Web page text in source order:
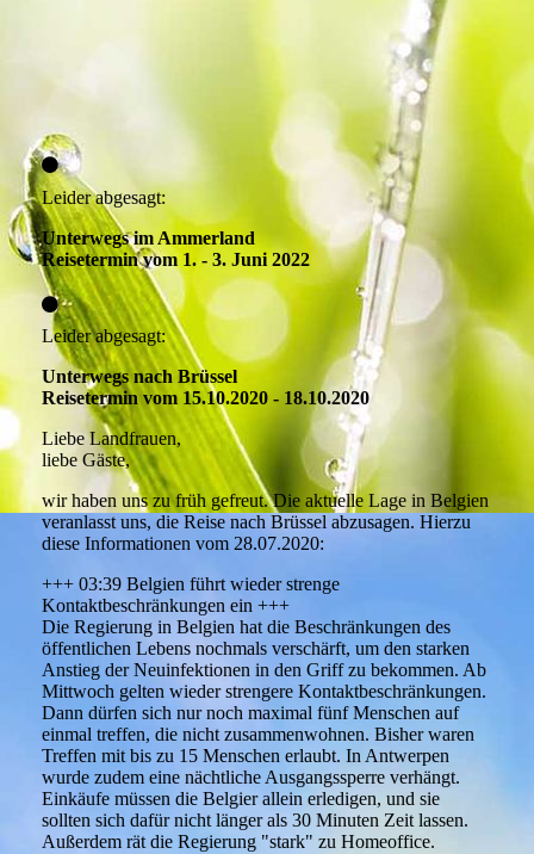
Leider abgesagt:
Unterwegs im Ammerland
Reisetermin vom 1. - 3. Juni 2022
Leider abgesagt:
Unterwegs nach Brüssel
Reisetermin vom 15.10.2020 - 18.10.2020
Liebe Landfrauen,
liebe Gäste,
wir haben uns zu früh gefreut. Die aktuelle Lage in Belgien
veranlasst uns, die Reise nach Brüssel abzusagen. Hierzu
diese Informationen vom 28.07.2020:
+++ 03:39 Belgien führt wieder strenge
Kontaktbeschränkungen ein +++
Die Regierung in Belgien hat die Beschränkungen des
öffentlichen Lebens nochmals verschärft, um den starken
Anstieg der Neuinfektionen in den Griff zu bekommen. Ab
Mittwoch gelten wieder strengere Kontaktbeschränkungen.
Dann dürfen sich nur noch maximal fünf Menschen auf
einmal treffen, die nicht zusammenwohnen. Bisher waren
Treffen mit bis zu 15 Menschen erlaubt. In Antwerpen
wurde zudem eine nächtliche Ausgangssperre verhängt.
Einkäufe müssen die Belgier allein erledigen, und sie
sollten sich dafür nicht länger als 30 Minuten Zeit lassen.
Außerdem rät die Regierung "stark" zu Homeoffice.